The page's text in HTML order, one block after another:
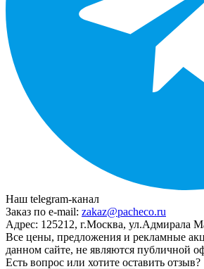
Наш telegram-канал
Заказ по e-mail: zakaz@pacheco.ru
Адрес: 125212, г.Москва, ул.Адмирала
Все цены, предложения и рекламные
данном сайте, не являются публичной
Есть вопрос или хотите оставить отзыв?